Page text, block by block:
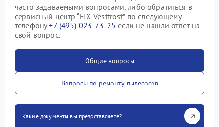
часто задаваемыми вопросами, либо обратиться в
сервисный центр “FIX-Vestfrost” по следующему
телефону+7 (495) 023-73-25 если не нашли ответ на
свой вопрос.
Общие вопросы
Вопросы по ремонту пылесосов
Какие документы вы предоставляете?